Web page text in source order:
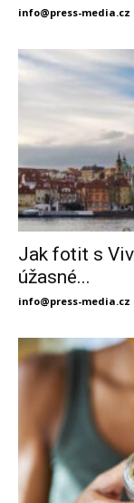
info@press-media.cz
Jak fotit s
úžasné...
info@press-media.cz